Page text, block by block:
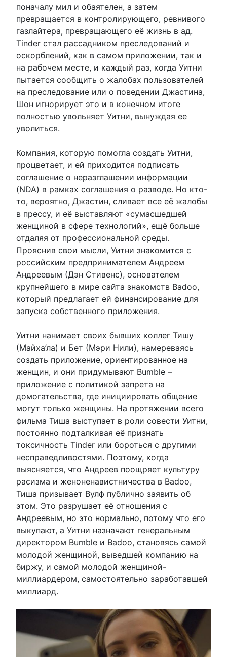
поначалу мил и обаятелен, а затем
превращается в контролирующего, ревнивого
газлайтера, превращающего её жизнь в ад.
Tinder стал рассадником преследований и
оскорблений, как в самом приложении, так и
на рабочем месте, и каждый раз, когда Уитни
пытается сообщить о жалобах пользователей
на преследование или о поведении Джастина,
Шон игнорирует это и в конечном итоге
полностью увольняет Уитни, вынуждая ее
уволиться.
Компания, которую помогла создать Уитни,
процветает, и ей приходится подписать
соглашение о неразглашении информации
(NDA) в рамках соглашения о разводе. Но кто-
то, вероятно, Джастин, сливает все её жалобы
в прессу, и её выставляют «сумасшедшей
женщиной в сфере технологий», ещё больше
отдаляя от профессиональной среды.
Прояснив свои мысли, Уитни знакомится с
российским предпринимателем Андреем
Андреевым (Дэн Стивенс), основателем
крупнейшего в мире сайта знакомств Badoo,
который предлагает ей финансирование для
запуска собственного приложения.
Уитни нанимает своих бывших коллег Тишу
(Майха’ла) и Бет (Мэри Нили), намереваясь
создать приложение, ориентированное на
женщин, и они придумывают Bumble –
приложение с политикой запрета на
домогательства, где инициировать общение
могут только женщины. На протяжении всего
фильма Тиша выступает в роли совести Уитни,
постоянно подталкивая её признать
токсичность Tinder или бороться с другими
несправедливостями. Поэтому, когда
выясняется, что Андреев поощряет культуру
расизма и женоненавистничества в Badoo,
Тиша призывает Вулф публично заявить об
этом. Это разрушает её отношения с
Андреевым, но это нормально, потому что его
выкупают, а Уитни назначают генеральным
директором Bumble и Badoo, становясь самой
молодой женщиной, выведшей компанию на
биржу, и самой молодой женщиной-
миллиардером, самостоятельно заработавшей
миллиард.